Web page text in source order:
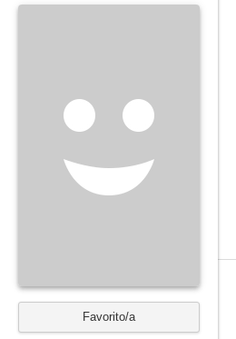
Favorito/a